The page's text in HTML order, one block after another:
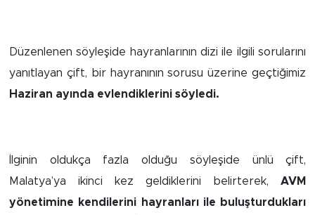
Düzenlenen söyleşide hayranlarının dizi ile ilgili sorularını
yanıtlayan çift, bir hayranının sorusu üzerine geçtiğimiz
Haziran ayında evlendiklerini söyledi.
İlginin oldukça fazla olduğu söyleşide ünlü çift,
Malatya’ya ikinci kez geldiklerini belirterek,AVM
yönetimine kendilerini hayranları ile buluşturdukları
Doğanyol
Battalgazi